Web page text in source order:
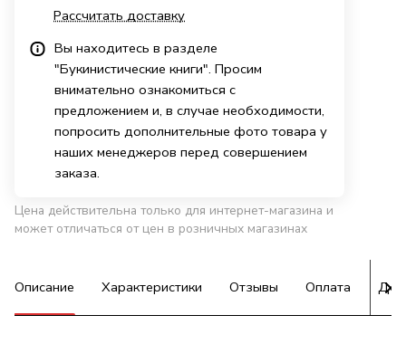
Рассчитать доставку
Вы находитесь в разделе
"Букинистические книги". Просим
внимательно ознакомиться с
предложением и, в случае необходимости,
попросить дополнительные фото товара у
наших менеджеров перед совершением
заказа.
Цена действительна только для интернет-магазина и
может отличаться от цен в розничных магазинах
Описание Характеристики Отзывы Оплата